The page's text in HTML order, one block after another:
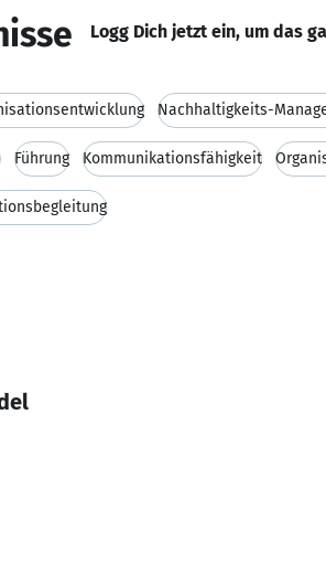
Logg Dich jetzt ein, um das
Nachhaltigkeits-
Führung Kommunikationsfähigkeit